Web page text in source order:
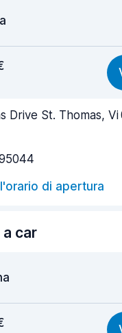
agenti
Drive St. Thomas,
di apertura
a car